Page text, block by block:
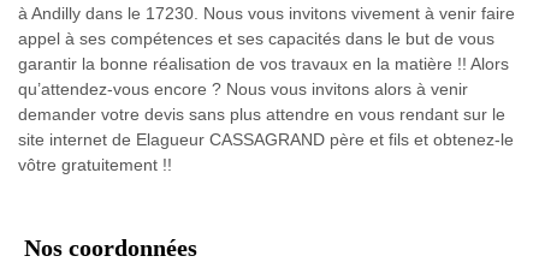
à Andilly dans le 17230. Nous vous invitons vivement à venir faire
appel à ses compétences et ses capacités dans le but de vous
garantir la bonne réalisation de vos travaux en la matière !! Alors
qu’attendez-vous encore ? Nous vous invitons alors à venir
demander votre devis sans plus attendre en vous rendant sur le
site internet de Elagueur CASSAGRAND père et fils et obtenez-le
vôtre gratuitement !!
Nos coordonnées